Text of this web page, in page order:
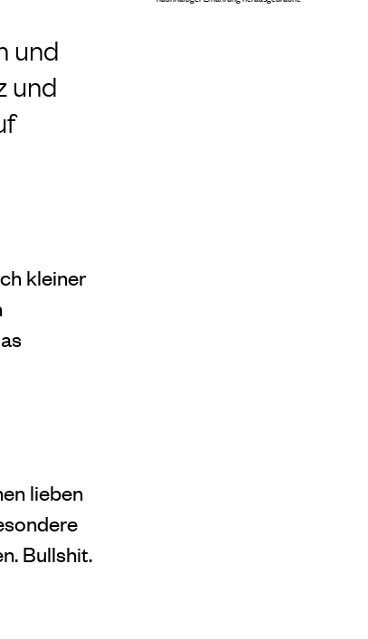
und
und
kleiner
lieben
Bullshit.